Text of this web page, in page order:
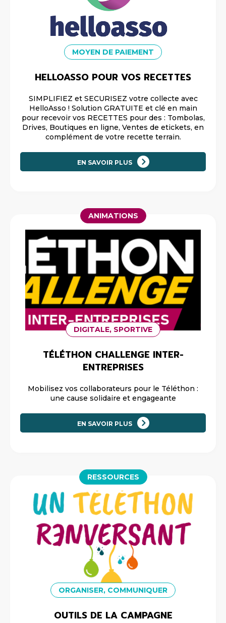
MOYEN DE PAIEMENT
HELLOASSO POUR VOS RECETTES
SIMPLIFIEZ et SECURISEZ votre collecte avec
HelloAsso ! Solution GRATUITE et clé en main
pour recevoir vos RECETTES pour des : Tombolas,
Drives, Boutiques en ligne, Ventes de etickets, en
complément de votre recette terrain.
EN SAVOIR PLUS
ANIMATIONS
DIGITALE, SPORTIVE
TÉLÉTHON CHALLENGE INTER-
ENTREPRISES
Mobilisez vos collaborateurs pour le Téléthon :
une cause solidaire et engageante
EN SAVOIR PLUS
RESSOURCES
ORGANISER, COMMUNIQUER
OUTILS DE LA CAMPAGNE